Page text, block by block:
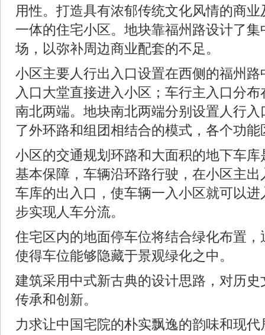
用性。打造具有浓郁传统文化风情的商
一体的住宅小区。地块靠福州路设计了
场，以弥补周边商业配套的不足。
小区主要人行出入口设置在西侧的福州
入口大堂直接进入小区；车行主入口分
南北两端。地块南北两端分别设置人行
了外环路和组团相结合的模式，各个功
小区的交通规划环路和大面积的地下车
基本保障，车辆沿环路行驶，在小区主
车库的出入口，使车辆一入小区就可以
步实现人车分流。
住宅区内的地面停车位将结合绿化布置
使得车位能够隐藏于景观绿化之中。
建筑采用中式新古典的设计思路，对历
传承和创新。
力求让中国宅院的朴实飘逸的韵味和现